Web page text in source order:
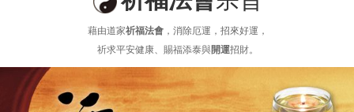
藉由道家祈福法會 ，消除厄運，招來好運，
祈求平安健康、賜福添泰與 開運招財。